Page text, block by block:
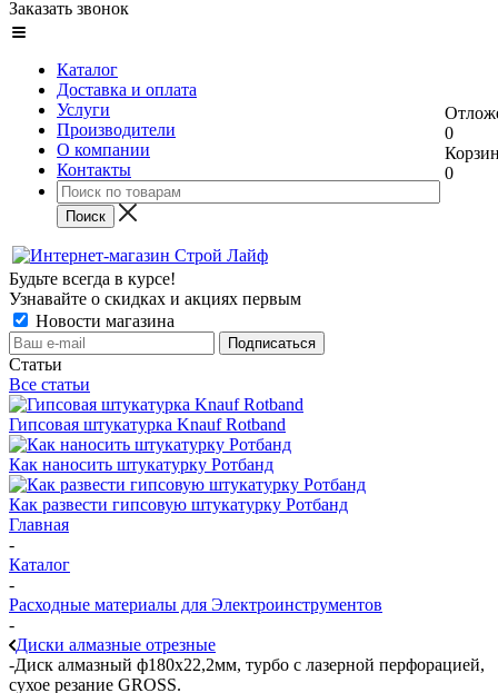
Заказать звонок
Каталог
Доставка и оплата
Услуги
Производители
О компании
Контакты
0
0
Будьте всегда в курсе!
Узнавайте о скидках и акциях первым
Новости магазина
Статьи
Все статьи
Гипсовая штукатурка Knauf Rotband
Как наносить штукатурку Ротбанд
Как развести гипсовую штукатурку Ротбанд
Главная
-
Каталог
-
Расходные материалы для Электроинструментов
-
Диски алмазные отрезные
-Диск алмазный ф180х22,2мм, турбо с лазерной перфорацией,
сухое резание GROSS.